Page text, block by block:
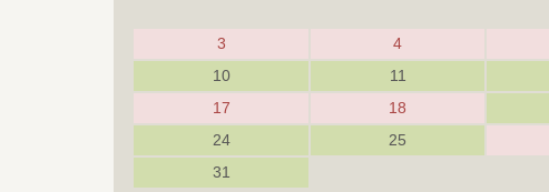
3
4
10
11
17
18
24
25
31